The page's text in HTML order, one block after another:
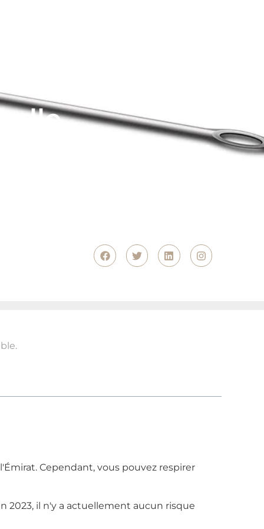
de Dubaï est
Cependant, vous pouvez respirer
2023, il n'y a actuellement aucun risque